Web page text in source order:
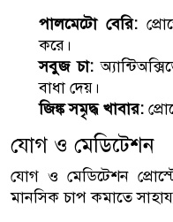
পালমেটো বেরি:
করে।
সবুজ চা:
বাধা দেয়।
জিঙ্ক সমৃদ্ধ খাবার:
যোগ ও মেডিটেশন
যোগ ও মেডিটেশন
মানসিক চাপ কমাতে